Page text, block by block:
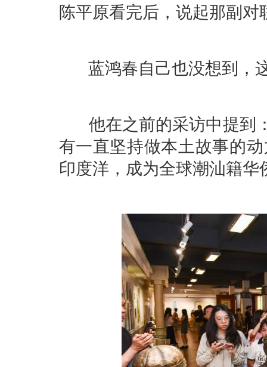
陈平原看完后，说起那副对
蓝鸿春自己也没想到，这
他在之前的采访中提到
有一直坚持做本土故事的
印度洋，成为全球潮汕籍华